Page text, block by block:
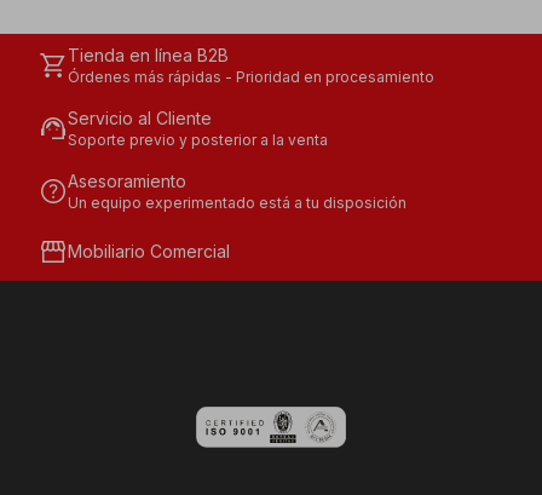
shopping_cartTienda en línea B2B
Órdenes más rápidas - Prioridad en procesamiento
support_agentServicio al Cliente
Soporte previo y posterior a la venta
helpAsesoramiento
Un equipo experimentado está a tu disposición
storefrontMobiliario Comercial